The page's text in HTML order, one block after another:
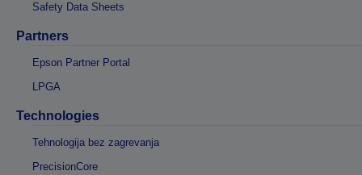
Safety Data Sheets
Partners
Epson Partner Portal
LPGA
Technologies
Tehnologija bez zagrevanja
PrecisionCore